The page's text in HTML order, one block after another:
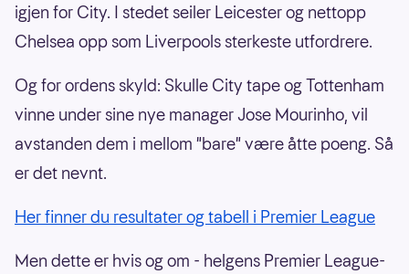
igjen for City. I stedet seiler Leicester og nettopp
Chelsea opp som Liverpools sterkeste utfordrere.
Og for ordens skyld: Skulle City tape og Tottenham
vinne under sine nye manager Jose Mourinho, vil
avstanden dem i mellom "bare" være åtte poeng. Så
er det nevnt.
Her finner du resultater og tabell i Premier League
Men dette er hvis og om - helgens Premier League-